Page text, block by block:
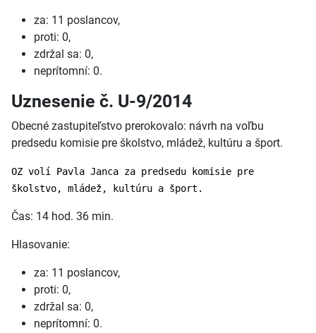
za: 11 poslancov,
proti: 0,
zdržal sa: 0,
neprítomní: 0.
Uznesenie č. U-9/2014
Obecné zastupiteľstvo prerokovalo: návrh na voľbu
predsedu komisie pre školstvo, mládež, kultúru a šport.
OZ volí Pavla Janca za predsedu komisie pre
školstvo, mládež, kultúru a šport.
Čas: 14 hod. 36 min.
Hlasovanie:
za: 11 poslancov,
proti: 0,
zdržal sa: 0,
neprítomní: 0.